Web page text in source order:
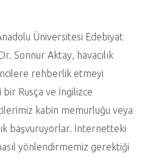
Üniversitesi Edebiyat
Sonnur Aktay, havacılık
rehberlik etmeyi
bir Rusça ve İngilizce
kabin memurluğu veya
başvuruyorlar. İnternetteki
yönlendirmemiz gerektiği